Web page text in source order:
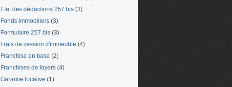
Etat des déductions 257 bis (3)
Fonds immobiliers (3)
Formulaire 257 bis (3)
Frais de cession d'immeuble (4)
Franchise en base (2)
Franchises de loyers (4)
Garantie locative (1)